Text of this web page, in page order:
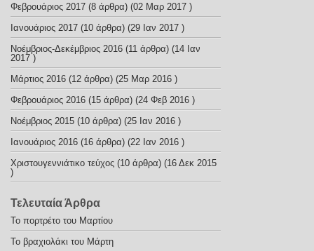
Φεβρουάριος 2017 (8 άρθρα) (02 Μαρ 2017 )
Ιανουάριος 2017 (10 άρθρα) (29 Ιαν 2017 )
Νοέμβριος-Δεκέμβριος 2016 (11 άρθρα) (14 Ιαν
2017 )
Μάρτιος 2016 (12 άρθρα) (25 Μαρ 2016 )
Φεβρουάριος 2016 (15 άρθρα) (24 Φεβ 2016 )
Nοέμβριος 2015 (10 άρθρα) (25 Ιαν 2016 )
Ιανουάριος 2016 (16 άρθρα) (22 Ιαν 2016 )
Χριστουγεννιάτικο τεύχος (10 άρθρα) (16 Δεκ 2015
)
Τελευταία Άρθρα
Το πορτρέτο του Μαρτίου
Το βραχιολάκι του Μάρτη